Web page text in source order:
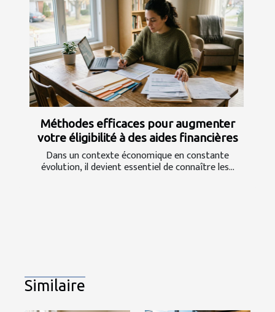
Méthodes efficaces pour augmenter
votre éligibilité à des aides financières
Dans un contexte économique en constante
évolution, il devient essentiel de connaître les...
Similaire